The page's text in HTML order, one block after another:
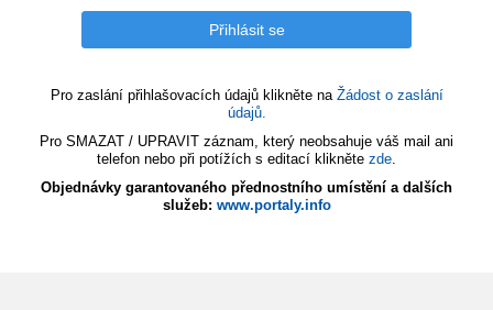
Pro zaslání přihlašovacích údajů klikněte na Žádost o zaslání
údajů.
Pro SMAZAT / UPRAVIT záznam, který neobsahuje váš mail ani
telefon nebo při potížích s editací klikněte zde.
Objednávky garantovaného přednostního umístění a dalších
služeb: www.portaly.info